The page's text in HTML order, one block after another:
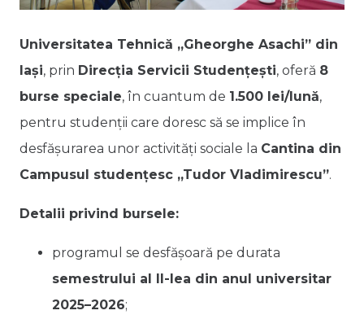
Universitatea Tehnică „Gheorghe Asachi” din
Iași, prin Direcția Servicii Studențești, oferă 8
burse speciale, în cuantum de 1.500 lei/lună,
pentru studenții care doresc să se implice în
desfășurarea unor activități sociale la Cantina din
Campusul studențesc „Tudor Vladimirescu”.
Detalii privind bursele:
programul se desfășoară pe durata
semestrului al II-lea din anul universitar
2025–2026;